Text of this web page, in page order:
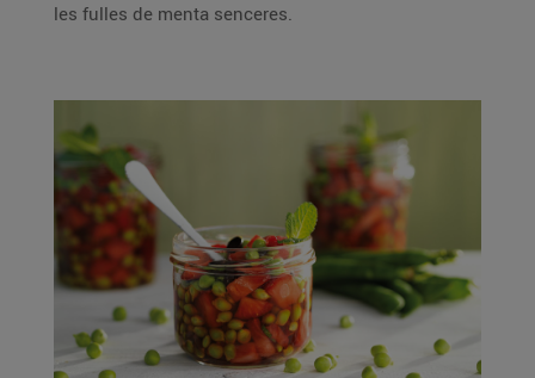
les fulles de menta senceres.